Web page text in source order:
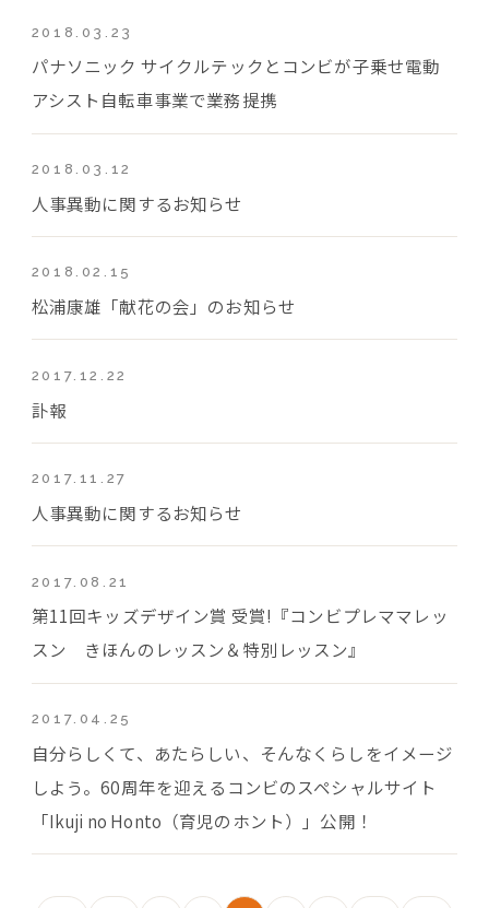
2018.03.23
パナソニック サイクルテックとコンビが子乗せ電動
アシスト自転車事業で業務提携
2018.03.12
人事異動に関するお知らせ
2018.02.15
松浦康雄「献花の会」のお知らせ
2017.12.22
訃報
2017.11.27
人事異動に関するお知らせ
2017.08.21
第11回キッズデザイン賞 受賞!『コンビプレママレッ
スン きほんのレッスン＆特別レッスン』
2017.04.25
自分らしくて、あたらしい、そんなくらしをイメージ
しよう。60周年を迎えるコンビのスペシャルサイト
「Ikuji no Honto（育児のホント）」公開！